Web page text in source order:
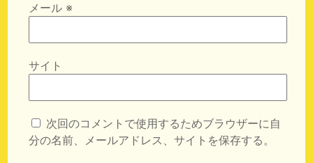
メール ※
サイト
次回のコメントで使用するためブラウザーに自
分の名前、メールアドレス、サイトを保存する。